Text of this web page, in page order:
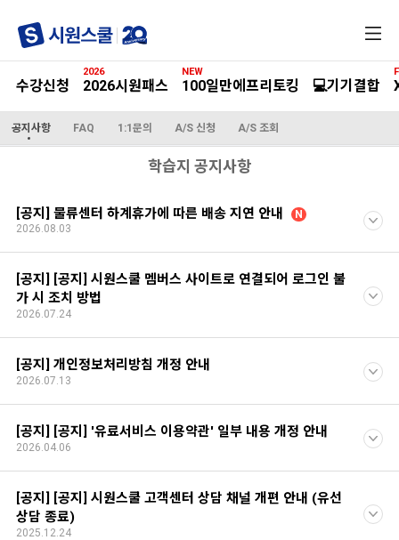
메
수강신청 2026시원패스
2026
100일만에프리토킹
NEW
💻기기결합
공지사항 FAQ 1:1문의 A/S 신청 A/S 조회
학습지 공지사항
[공지] 물류센터 하계휴가에 따른 배송 지연 안내
N
2026.08.03
[공지] [공지] 시원스쿨 멤버스 사이트로 연결되어 로그인 불
가 시 조치 방법
2026.07.24
[공지] 개인정보처리방침 개정 안내
2026.07.13
[공지] [공지] '유료서비스 이용약관' 일부 내용 개정 안내
2026.04.06
[공지] [공지] 시원스쿨 고객센터 상담 채널 개편 안내 (유선
상담 종료)
2025.12.24